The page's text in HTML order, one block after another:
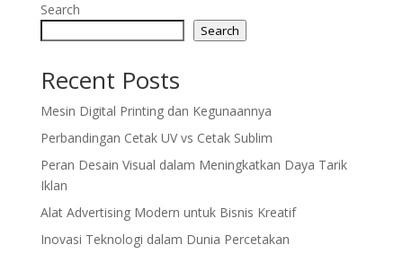
Search
Search
Recent Posts
Mesin Digital Printing dan Kegunaannya
Perbandingan Cetak UV vs Cetak Sublim
Peran Desain Visual dalam Meningkatkan Daya Tarik
Iklan
Alat Advertising Modern untuk Bisnis Kreatif
Inovasi Teknologi dalam Dunia Percetakan